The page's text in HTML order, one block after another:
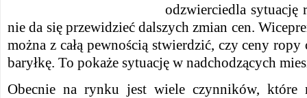
odzwierciedla sytuację
nie da się przewidzieć dalszych zmian cen.
można z całą pewnością stwierdzić, czy ceny
baryłkę. To pokaże sytuację w nadchodzących
Obecnie na rynku jest wiele czynników, które